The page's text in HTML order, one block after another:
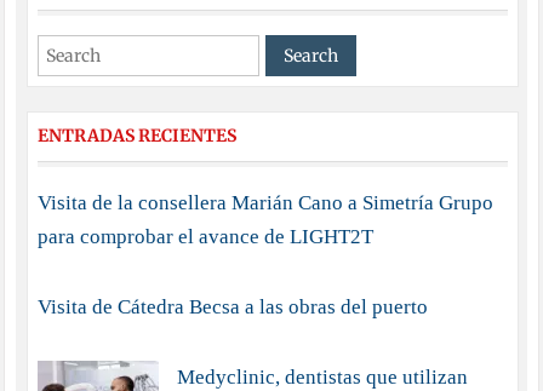
ENTRADAS RECIENTES
Visita de la consellera Marián Cano a Simetría Grupo
para comprobar el avance de LIGHT2T
Visita de Cátedra Becsa a las obras del puerto
Medyclinic, dentistas que utilizan